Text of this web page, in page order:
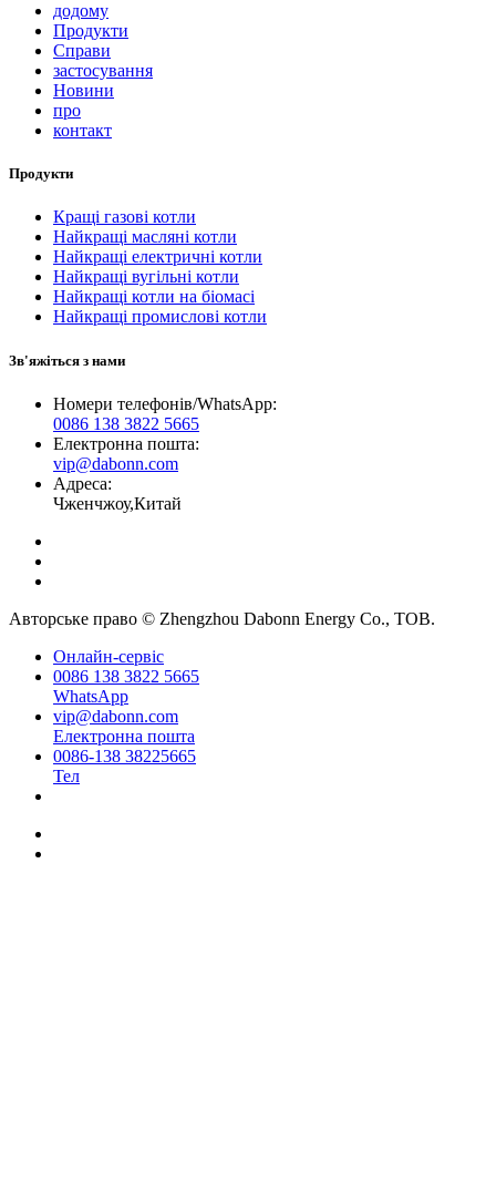
додому
Продукти
Справи
застосування
Новини
про
контакт
Продукти
Кращі газові котли
Найкращі масляні котли
Найкращі електричні котли
Найкращі вугільні котли
Найкращі котли на біомасі
Найкращі промислові котли
Зв'яжіться з нами
Номери телефонів/WhatsApp:
0086 138 3822 5665
Електронна пошта:
vip@dabonn.com
Адреса:
Чженчжоу,Китай
Авторське право © Zhengzhou Dabonn Energy Co., ТОВ.
Онлайн-сервіс
0086 138 3822 5665
WhatsApp
vip@dabonn.com
Електронна пошта
0086-138 38225665
Тел